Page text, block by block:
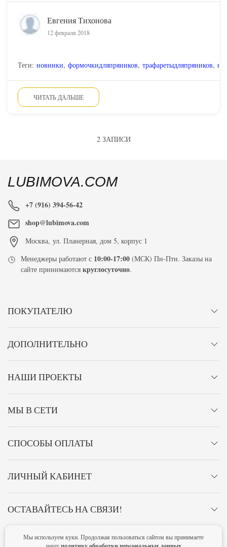
Евгения Тихонова
12 февраля 2018
Теги: новинки, формочкидляпряников, трафаретыдляпряников,
ЧИТАТЬ ДАЛЬШЕ
2 ЗАПИСИ
LUBIMOVA.COM
+7 (916) 394-56-42
shop@lubimova.com
Москва, ул. Планерная, дом 5, корпус 1
Менеджеры работают с 10:00-17:00 (МСК) Пн-Птн. Заказы на
сайте принимаютсякруглосуточно.
ПОКУПАТЕЛЮ
ДОПОЛНИТЕЛЬНО
НАШИ ПРОЕКТЫ
МЫ В СЕТИ
СПОСОБЫ ОПЛАТЫ
ЛИЧНЫЙ КАБИНЕТ
ОСТАВАЙТЕСЬ НА СВЯЗИ!
Главная Политика конфиденциальности Оферта Новости
Мы используем куки. Продолжая пользоваться сайтом вы принимаете